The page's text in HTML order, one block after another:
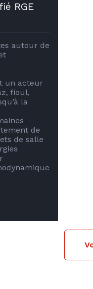
RGE
autour de
un acteur
fioul,
la
de
de salle
tout le